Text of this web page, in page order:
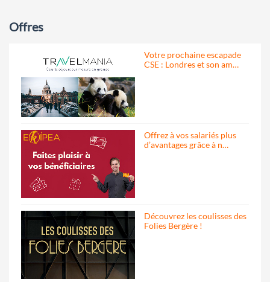
Offres
Votre prochaine escapade
CSE : Londres et son am…
Offrez à vos salariés plus
d’avantages grâce à n…
Découvrez les coulisses des
Folies Bergère !